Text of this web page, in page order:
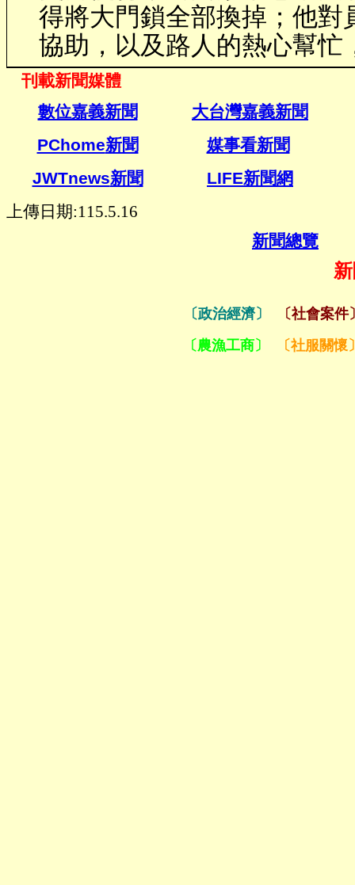
得將大門鎖全部換掉；他
協助，以及路人的熱心幫
刊載新聞媒體
數位嘉義新聞
大台灣嘉義新聞
PChome新聞
媒事看新聞
JWTnews新聞 LIFE新聞網
上傳日期:115.5.16
新聞總覽
〔政治經濟〕
〔社會案件
〔農漁工商〕
〔社服關懷